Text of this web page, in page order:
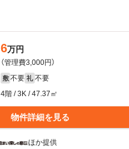
6万円
（管理費3,000円）
敷 不要 礼 不要
4階 / 3K / 47.37㎡
物件詳細を見る
ほか提供